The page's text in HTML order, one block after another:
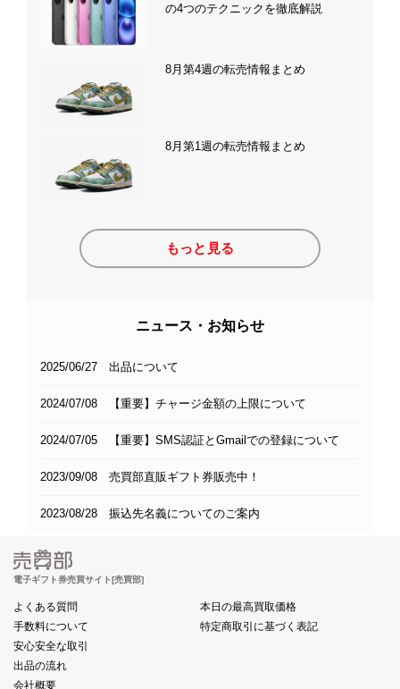
の4つのテクニックを徹底解説
8月第4週の転売情報まとめ
8月第1週の転売情報まとめ
もっと見る
ニュース・お知らせ
2025/06/27 出品について
2024/07/08 【重要】チャージ金額の上限について
2024/07/05 【重要】SMS認証とGmailでの登録について
2023/09/08 売買部直販ギフト券販売中！
2023/08/28 振込先名義についてのご案内
電子ギフト券売買サイト[売買部]
よくある質問
手数料について
安心安全な取引
出品の流れ
会社概要
本日の最高買取価格
特定商取引に基づく表記